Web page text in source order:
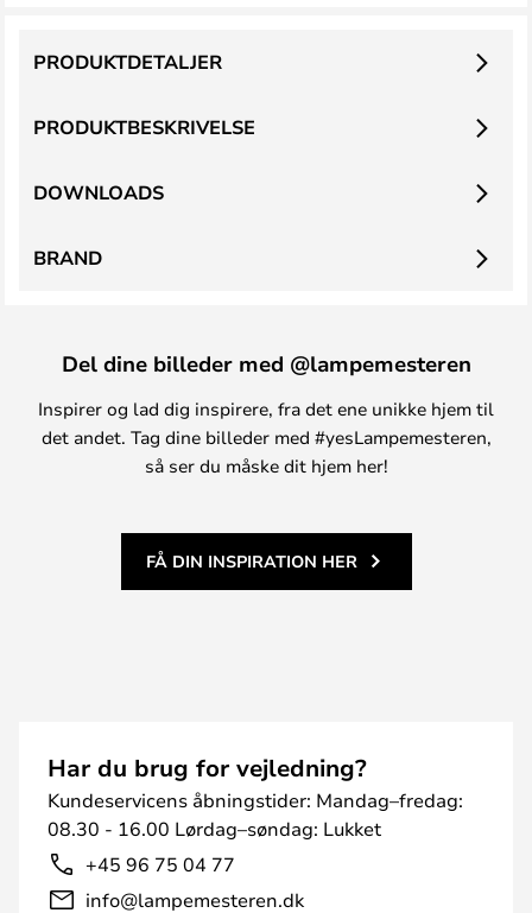
PRODUKTBESKRIVELSE
PRODUKTDETALJER
DOWNLOADS
BRAND
Del dine billeder med @lampemesteren
Inspirer og lad dig inspirere, fra det ene unikke hjem til
det andet. Tag dine billeder med #yesLampemesteren,
så ser du måske dit hjem her!
FÅ DIN INSPIRATION HER
Har du brug for vejledning?
Kundeservicens åbningstider: Mandag–fredag:
08.30 - 16.00 Lørdag–søndag: Lukket
+45 96 75 04 77
info@lampemesteren.dk